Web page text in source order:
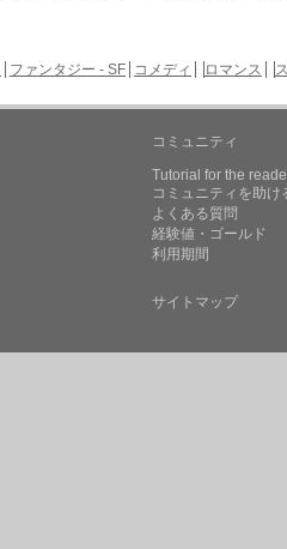
ファンタジー - SF コメディ ロマンス
コミュニティ
Tutorial for the
コミュニティを助け
よくある質問
経験値・ゴールド
利用期間
サイトマップ